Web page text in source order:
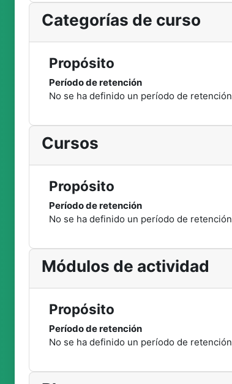
Categorías de curso
Propósito
Período de retención
No se ha definido un período de retención
Cursos
Propósito
Período de retención
No se ha definido un período de retención
Módulos de actividad
Propósito
Período de retención
No se ha definido un período de retención